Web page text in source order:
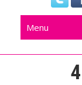
Menu
4